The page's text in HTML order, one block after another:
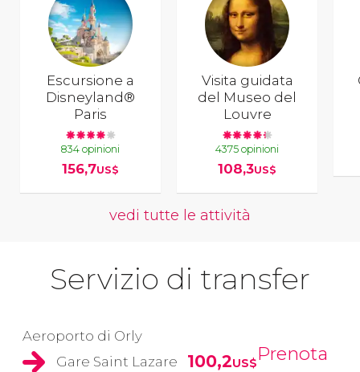
Escursione a
Disneyland®
Paris
834 opinioni
156,7US$
Visita guidata
del Museo del
Louvre
4375 opinioni
108,3US$
vedi tutte le attività
Servizio di transfer
Aeroporto di Orly
Gare Saint Lazare
100,2US$Prenota